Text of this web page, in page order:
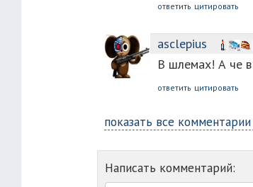
ответить цитировать
asclepius
В шлемах! А че
ответить цитировать
показать все
Написать комментарий: